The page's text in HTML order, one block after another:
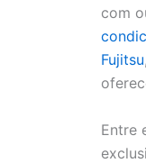
com
Fujitsu,
Entre